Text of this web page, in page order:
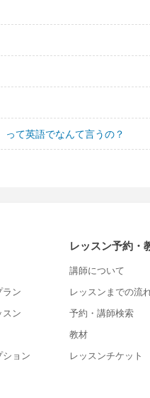
て英語でなんて言うの？
ラン
ン
ション
レッスン予約・
講師について
レッスンまでの流
予約・講師検索
教材
レッスンチケット